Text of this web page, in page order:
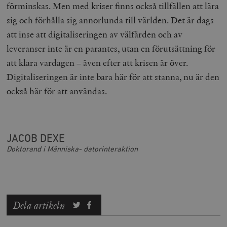
förminskas. Men med kriser finns också tillfällen att lära
sig och förhålla sig annorlunda till världen. Det är dags
att inse att digitaliseringen av välfärden och av
leveranser inte är en parantes, utan en förutsättning för
att klara vardagen – även efter att krisen är över.
Digitaliseringen är inte bara här för att stanna, nu är den
också här för att användas.
JACOB DEXE
Doktorand i Människa- datorinteraktion
Dela artikeln
Strikt nödvändiga kakor tillåter
kärnwebbplatsfunktioner som användarinloggning
och kontohantering. Webbplatsen kan inte användas
ordentligt utan strikt nödvändiga cookies.
Namn
/ Domän
woocommerce_cart_hash
Automattic